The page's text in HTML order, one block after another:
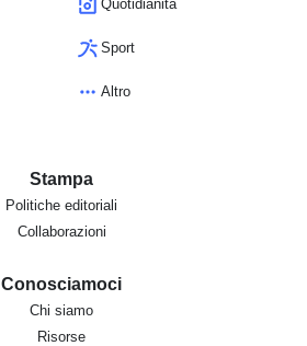
Quotidianità
Sport
Altro
Stampa
Politiche editoriali
Collaborazioni
Conosciamoci
Chi siamo
Risorse